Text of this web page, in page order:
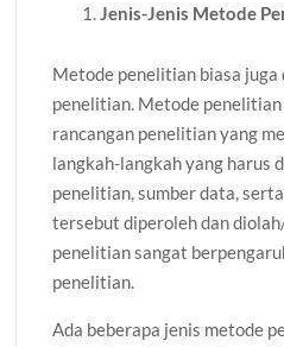
Jenis-Jenis Metode
Metode penelitian biasa juga
penelitian. Metode
rancangan penelitian yang
langkah-langkah yang harus
penelitian, sumber data,
tersebut diperoleh dan
penelitian sangat
penelitian.
Ada beberapa jenis metode